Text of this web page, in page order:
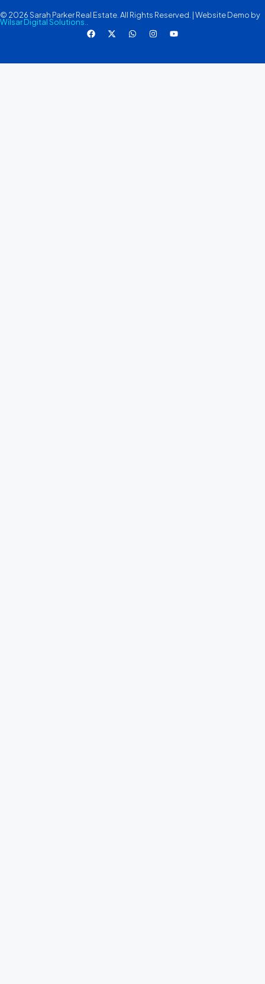
© 2026 Sarah Parker Real Estate. All Rights Reserved. | Website Demo by
Wilsar Digital Solutions.